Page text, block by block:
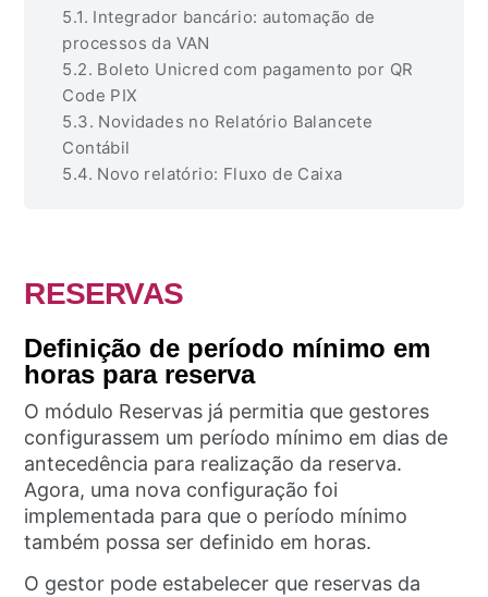
Integrador bancário: automação de
processos da VAN
Boleto Unicred com pagamento por QR
Code PIX
Novidades no Relatório Balancete
Contábil
Novo relatório: Fluxo de Caixa
RESERVAS
Definição de período mínimo em
horas para reserva
O módulo Reservas já permitia que gestores
configurassem um período mínimo em dias de
antecedência para realização da reserva.
Agora, uma nova configuração foi
implementada para que o período mínimo
também possa ser definido em horas.
O gestor pode estabelecer que reservas da